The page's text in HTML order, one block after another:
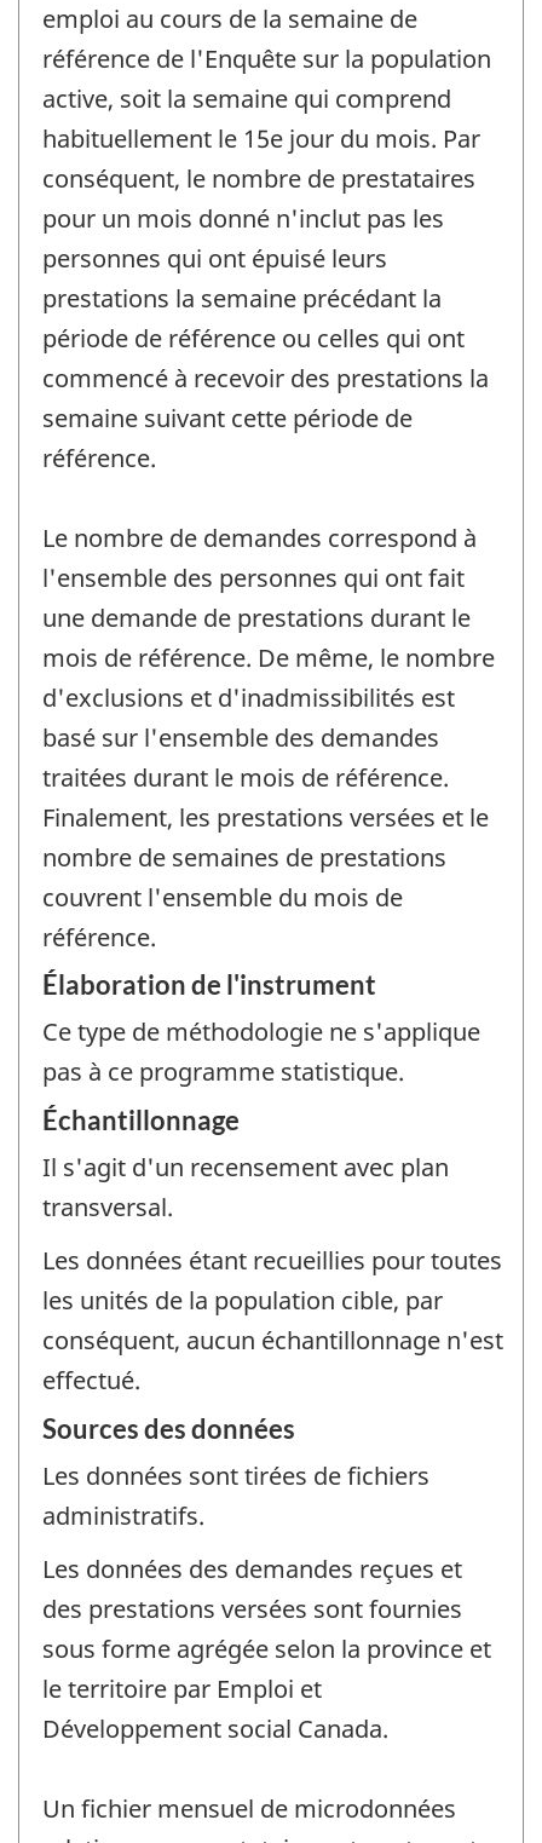
emploi au cours de la semaine de
référence de l'Enquête sur la population
active, soit la semaine qui comprend
habituellement le 15e jour du mois. Par
conséquent, le nombre de prestataires
pour un mois donné n'inclut pas les
personnes qui ont épuisé leurs
prestations la semaine précédant la
période de référence ou celles qui ont
commencé à recevoir des prestations la
semaine suivant cette période de
référence.
Le nombre de demandes correspond à
l'ensemble des personnes qui ont fait
une demande de prestations durant le
mois de référence. De même, le nombre
d'exclusions et d'inadmissibilités est
basé sur l'ensemble des demandes
traitées durant le mois de référence.
Finalement, les prestations versées et le
nombre de semaines de prestations
couvrent l'ensemble du mois de
référence.
Élaboration de l'instrument
Ce type de méthodologie ne s'applique
pas à ce programme statistique.
Échantillonnage
Il s'agit d'un recensement avec plan
transversal.
Les données étant recueillies pour toutes
les unités de la population cible, par
conséquent, aucun échantillonnage n'est
effectué.
Sources des données
Les données sont tirées de fichiers
administratifs.
Les données des demandes reçues et
des prestations versées sont fournies
sous forme agrégée selon la province et
le territoire par Emploi et
Développement social Canada.
Un fichier mensuel de microdonnées